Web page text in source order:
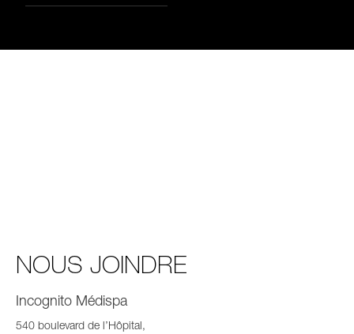
NOUS JOINDRE
Incognito Médispa
540 boulevard de l’Hôpital,